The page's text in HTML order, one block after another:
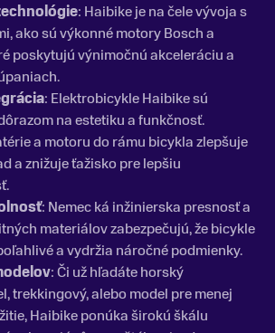
: Haibike je na čele vývoja s
ako sú výkonné motory Bosch a
poskytujú výnimočnú akceleráciu a
: Elektrobicykle Haibike sú
na estetiku a funkčnosť.
a motoru do rámu bicykla zlepšuje
a znižuje ťažisko pre lepšiu
: Nemec ká inžinierska presnosť a
materiálov zabezpečujú, že bicykle
a vydržia náročné podmienky.
: Či už hľadáte horský
trekkingový, alebo model pre menej
Haibike ponúka širokú škálu